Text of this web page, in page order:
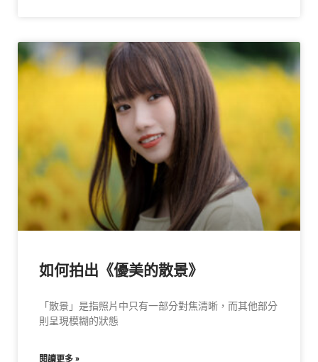
如何拍出《優美的散景》
「散景」是指照片中只有一部分對焦清晰，而其他部分
則呈現模糊的狀態
閱讀更多 »